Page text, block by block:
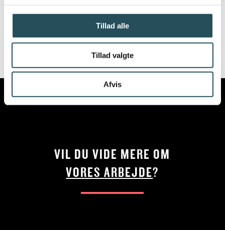
Tillad alle
Tillad valgte
Afvis
VIL DU VIDE MERE OM
VORES ARBEJDE?